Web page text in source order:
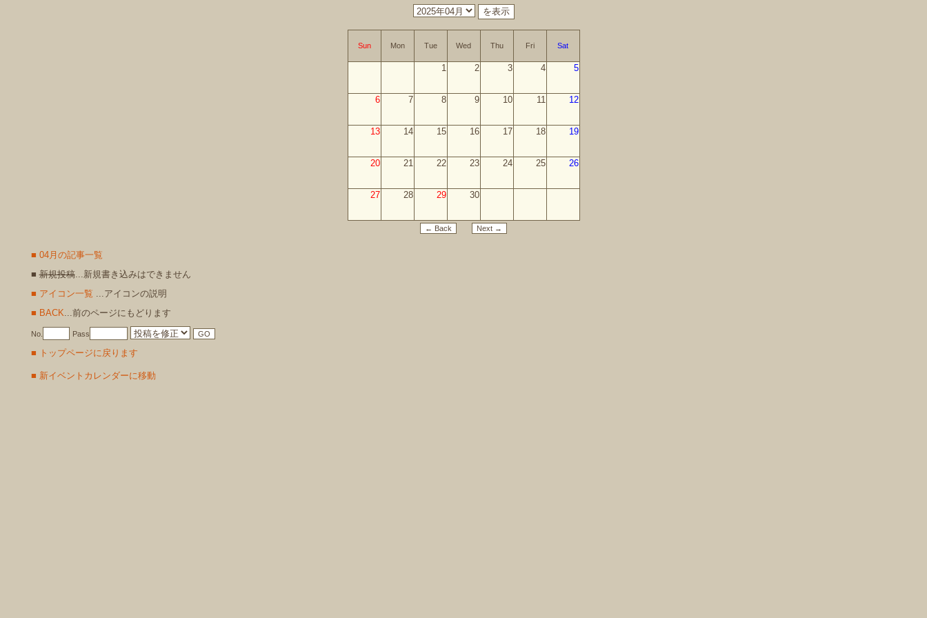
Sun Mon Tue Wed Thu Fri Sat
1 2 3 4 5
6 7 8 9 10 11 12
13 14 15 16 17 18 19
20 21 22 23 24 25 26
27 28 29 30
■ 04月の記事一覧
■新規投稿...新規書き込みはできません
■ アイコン一覧 ...アイコンの説明
■ BACK...前のページにもどります
No. Pass
■ トップページに戻ります
■ 新イベントカレンダーに移動